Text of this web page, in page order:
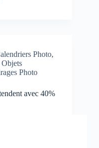
Photo,
Objets
Photo
avec 40%